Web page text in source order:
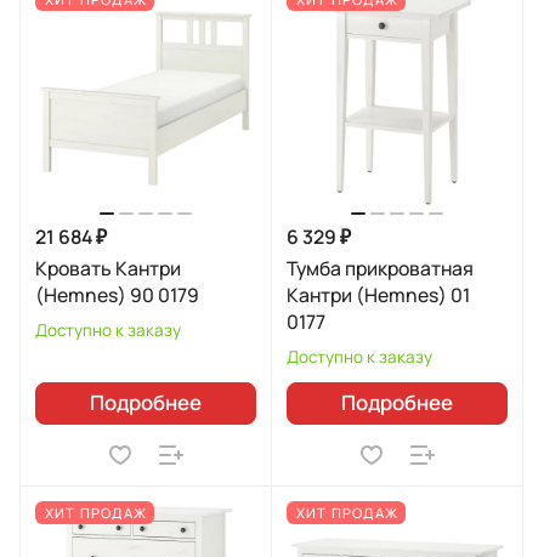
21 684 ₽
Кровать Кантри
(Hemnes) 90 0179
Доступно к заказу
Подробнее
6 329 ₽
Тумба прикроватная
Кантри (Hemnes) 01
0177
Доступно к заказу
Подробнее
ХИТ ПРОДАЖ ХИТ ПРОДАЖ